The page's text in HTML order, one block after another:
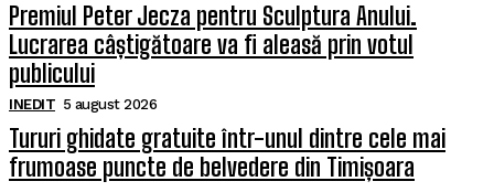
Premiul Peter Jecza pentru Sculptura Anului.
Lucrarea câștigătoare va fi aleasă prin votul
publicului
INEDIT 5 august 2026
Tururi ghidate gratuite într-unul dintre cele mai
frumoase puncte de belvedere din Timișoara